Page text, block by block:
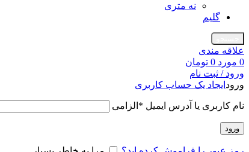
نه متری
گلیم
علاقه مندی
0 مورد 0 تومان
ورود / ثبت نام
ورود ایجاد یک حساب کاربری
نام کاربری یا آدرس ایمیل * الزامی
ورود